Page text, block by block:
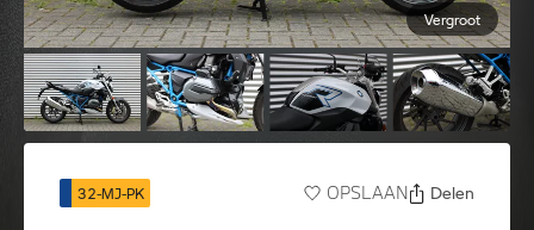
Vergroot
32-MJ-PK OPSLAAN Delen